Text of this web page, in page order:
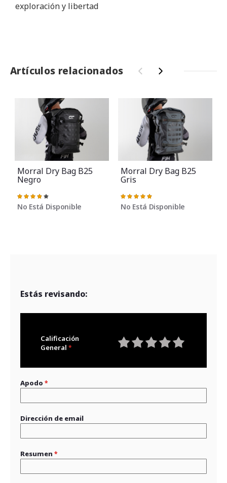
exploración y libertad
Artículos relacionados ‹ ›
Morral Dry Bag B25
Negro
Valoración:
78%
No Está Disponible
Morral Dry Bag B25
Gris
Valoración:
100%
No Está Disponible
Estás revisando:
Calificación
General
Apodo
Dirección de email
Resumen